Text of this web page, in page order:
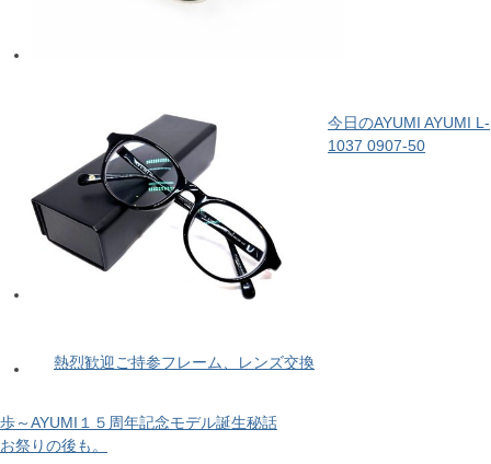
今日のAYUMI AYUMI L-
1037 0907-50
熱烈歓迎ご持参フレーム、レンズ交換
歩～AYUMI１５周年記念モデル誕生秘話
お祭りの後も。